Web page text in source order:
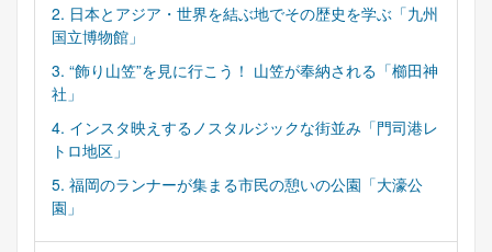
2. 日本とアジア・世界を結ぶ地でその歴史を学ぶ「九州
国立博物館」
3. “飾り山笠”を見に行こう！ 山笠が奉納される「櫛田神
社」
4. インスタ映えするノスタルジックな街並み「門司港レ
トロ地区」
5. 福岡のランナーが集まる市民の憩いの公園「大濠公
園」